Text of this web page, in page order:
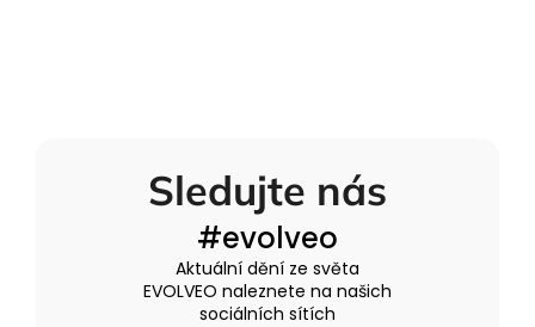
Sledujte nás
#evolveo
Aktuální dění ze světa
EVOLVEO naleznete na našich
sociálních sítích